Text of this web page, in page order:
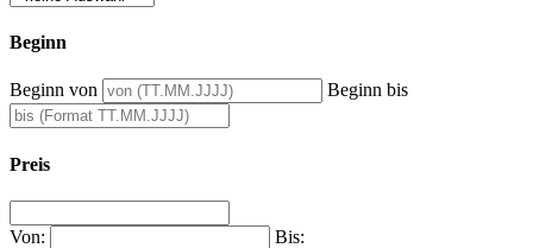
Beginn
Beginn von Beginn bis
Preis
Von: Bis: